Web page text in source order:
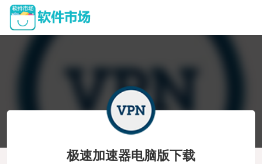
极速加速器电脑版下载